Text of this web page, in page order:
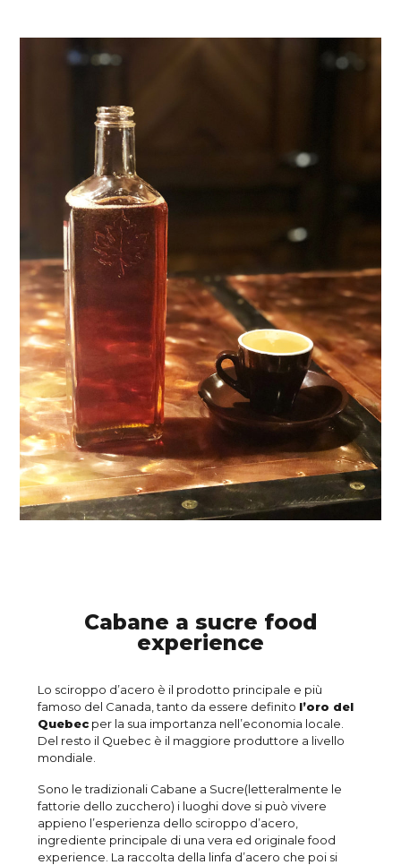
Cabane a sucre food
experience
Lo sciroppo d’acero è il prodotto principale e più
famoso del Canada, tanto da essere definito l’oro del
Quebecper la sua importanza nell’economia locale.
Del resto il Quebec è il maggiore produttore a livello
mondiale.
Sono le tradizionali Cabane a Sucre(letteralmente le
fattorie dello zucchero) i luoghi dove si può vivere
appieno l’esperienza dello sciroppo d’acero,
ingrediente principale di una vera ed originale food
experience. La raccolta della linfa d’acero che poi si